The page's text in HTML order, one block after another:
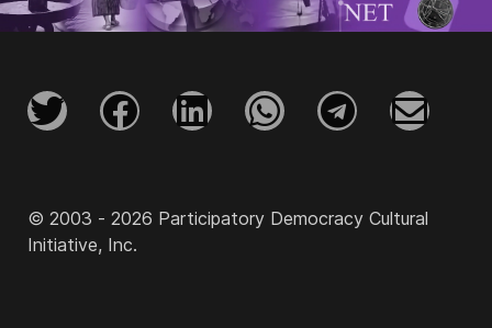
© 2003 - 2026 Participatory Democracy Cultural
Initiative, Inc.